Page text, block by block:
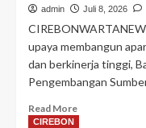
BKPSDM
Kota
Gembleng
ASN
Cerdas
Keuangan
admin Juli 8, 2026
upaya membangun
dan berkinerja tinggi,
Pengembangan
Read MoreRead
CIREBON